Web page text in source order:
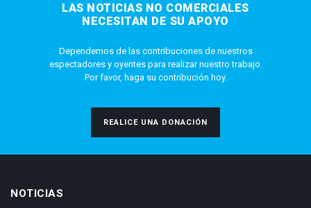
LAS NOTICIAS NO COMERCIALES
NECESITAN DE SU APOYO
Dependemos de las contribuciones de nuestros
espectadores y oyentes para realizar nuestro trabajo.
Por favor, haga su contribución hoy.
REALICE UNA DONACIÓN
NOTICIAS